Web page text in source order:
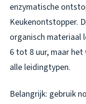
enzymatische
Keukenontstopper.
organisch materiaal
6 tot 8 uur, maar
alle leidingtypen.
Belangrijk: gebruik